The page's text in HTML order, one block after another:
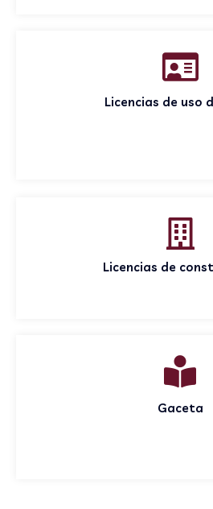
Licencias de uso
Licencias de
Gaceta